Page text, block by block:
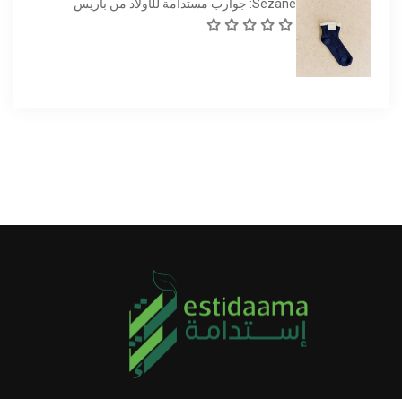
Sézane: جوارب مستدامة للأولاد من باريس